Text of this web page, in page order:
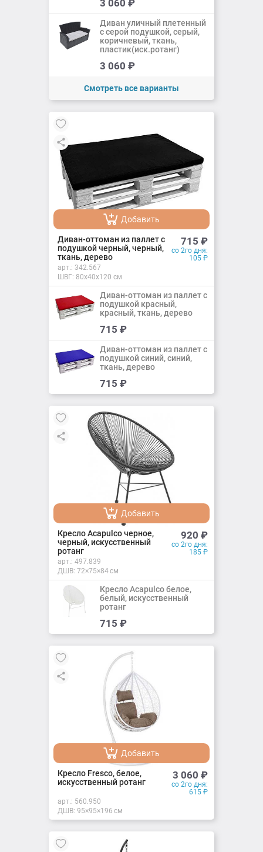
Добавлено
3 060 ₽
Диван уличный плетенный
с серой подушкой, серый,
коричневый, ткань,
пластик(иск.ротанг)
3 060 ₽
Смотреть все варианты
Добавить
Добавлено
Диван-оттоман из паллет с
подушкой черный, черный,
ткань, дерево
715 ₽
со 2го дня:
105 ₽
арт.: 342.567
ШВГ: 80х40х120 см
Добавлено
Диван-оттоман из паллет с
подушкой красный,
красный, ткань, дерево
715 ₽
Добавлено
Диван-оттоман из паллет с
подушкой синий, синий,
ткань, дерево
715 ₽
Добавить
Добавлено
Кресло Acapulco черное,
черный, искусственный
ротанг
920 ₽
со 2го дня:
185 ₽
арт.: 497.839
ДШВ: 72×75×84 см
Добавить
Добавлено
Кресло Acapulco белое,
белый, искусственный
ротанг
715 ₽
Добавить
Добавлено
Кресло Fresco, белое,
искусственный ротанг
3 060 ₽
со 2го дня:
615 ₽
арт.: 560.950
ДШВ: 95×95×196 см